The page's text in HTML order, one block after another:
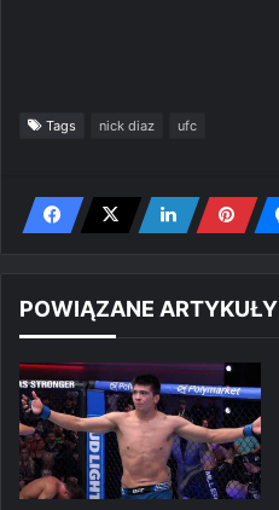
Tags nick diaz ufc
POWIĄZANE ARTYKUŁY